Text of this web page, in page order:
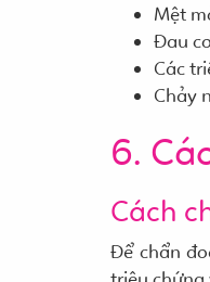
Mệt
Đau
Các
Chảy
6.
Cách
Để chẩn